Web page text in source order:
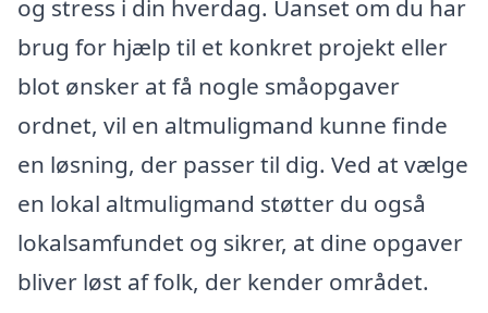
og stress i din hverdag. Uanset om du har
brug for hjælp til et konkret projekt eller
blot ønsker at få nogle småopgaver
ordnet, vil en altmuligmand kunne finde
en løsning, der passer til dig. Ved at vælge
en lokal altmuligmand støtter du også
lokalsamfundet og sikrer, at dine opgaver
bliver løst af folk, der kender området.